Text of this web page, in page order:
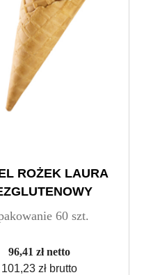
ROŻEK LAURA
60 szt.
96,41 zł netto
101,23 zł brutto